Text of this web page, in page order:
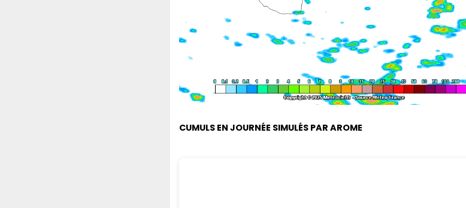
CUMULS EN JOURNÉE SIMULÉS PAR AROME